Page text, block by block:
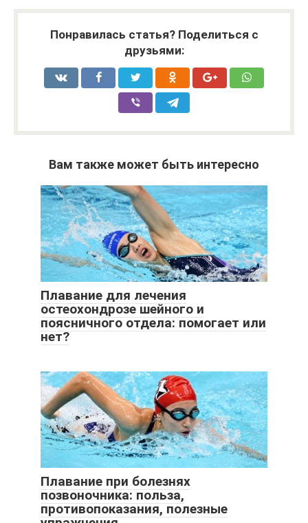
Понравилась статья? Поделиться с
друзьями:
Вам также может быть интересно
Плавание для лечения
остеохондрозе шейного и
поясничного отдела: помогает или
нет?
Плавание при болезнях
позвоночника: польза,
противопоказания, полезные